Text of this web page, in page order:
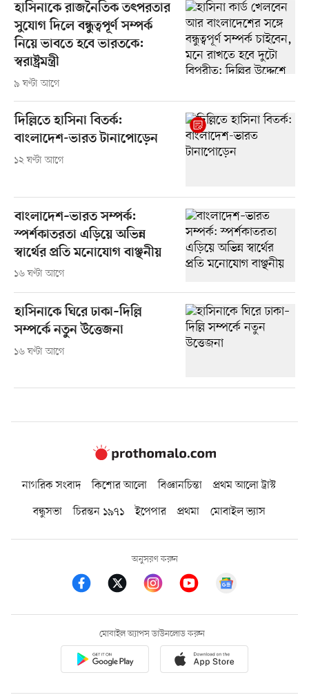
হাসিনাকে রাজনৈতিক তৎপরতার
সুযোগ দিলে বন্ধুত্বপূর্ণ সম্পর্ক
নিয়ে ভাবতে হবে ভারতকে:
স্বরাষ্ট্রমন্ত্রী
৯ ঘণ্টা আগে
দিল্লিতে হাসিনা বিতর্ক:
বাংলাদেশ-ভারত টানাপোড়েন
১২ ঘণ্টা আগে
বাংলাদেশ–ভারত সম্পর্ক:
স্পর্শকাতরতা এড়িয়ে অভিন্ন
স্বার্থের প্রতি মনোযোগ বাঞ্ছনীয়
১৬ ঘণ্টা আগে
হাসিনাকে ঘিরে ঢাকা–দিল্লি
সম্পর্কে নতুন উত্তেজনা
১৬ ঘণ্টা আগে
নাগরিক সংবাদ কিশোর আলো বিজ্ঞানচিন্তা
প্রথম আলো ট্রাস্ট
বন্ধুসভা
চিরন্তন ১৯৭১ ইপেপার প্রথমা মোবাইল ভ্যাস
অনুসরণ করুন
মোবাইল অ্যাপস ডাউনলোড করুন